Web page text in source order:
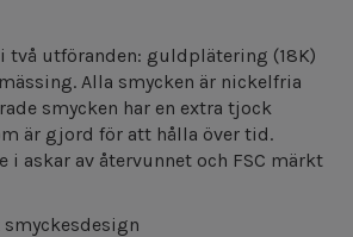
två utföranden: guldplätering (18K)
Alla smycken är nickelfria
smycken har en extra tjock
är gjord för att hålla över tid.
i askar av återvunnet och FSC märkt